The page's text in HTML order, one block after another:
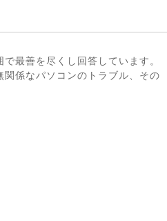
最善を尽くし回答しています。
係なパソコンのトラブル、その